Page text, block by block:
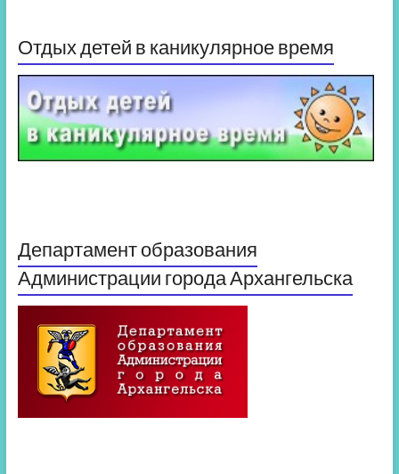
Отдых детей в каникулярное время
Департамент образования
Администрации города Архангельска